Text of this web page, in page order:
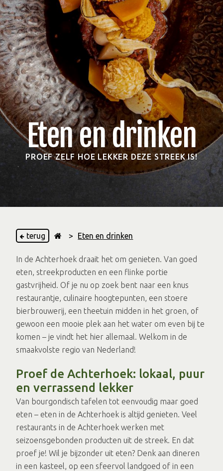
Eten en drinken
PROEF ZELF HOE LEKKER DEZE STREEK IS!
terug > Eten en drinken
In de Achterhoek draait het om genieten. Van goed
eten, streekproducten en een flinke portie
gastvrijheid. Of je nu op zoek bent naar een knus
restaurantje, culinaire hoogtepunten, een stoere
bierbrouwerij, een theetuin midden in het groen, of
gewoon een mooie plek aan het water om even bij te
komen – je vindt het hier allemaal. Welkom in de
smaakvolste regio van Nederland!
Proef de Achterhoek: lokaal, puur
en verrassend lekker
Van bourgondisch tafelen tot eenvoudig maar goed
eten – eten in de Achterhoek is altijd genieten. Veel
restaurants in de Achterhoek werken met
seizoensgebonden producten uit de streek. En dat
proef je! Wil je bijzonder uit eten? Denk aan dineren
in een kasteel, op een sfeervol landgoed of in een